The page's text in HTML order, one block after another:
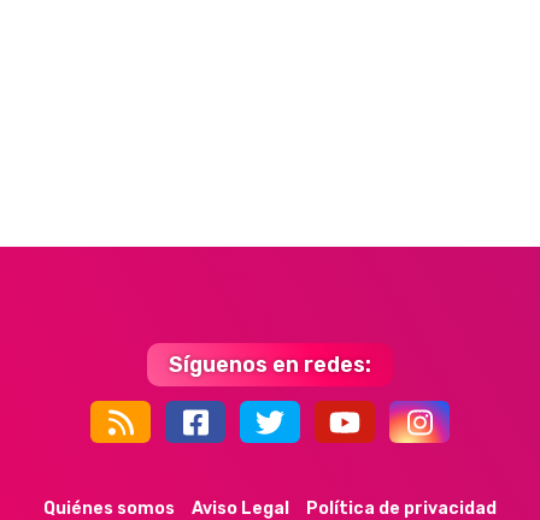
Síguenos en redes:
44k 9k 35k 352
Quiénes somos Aviso Legal
Política de privacidad